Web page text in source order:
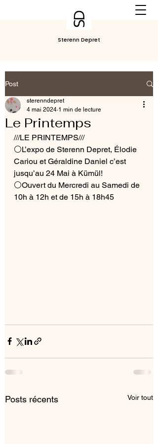
Sterenn Depret
Post
Le Printemps
sterenndepret
4 mai 2024 1 min de lecture
///LE PRINTEMPS///
⚪️L’expo de Sterenn Depret, Élodie
Cariou et Géraldine Daniel c’est
jusqu’au 24 Mai à Kümül!
⚪️Ouvert du Mercredi au Samedi de
10h à 12h et de 15h à 18h45
Posts récents Voir tout